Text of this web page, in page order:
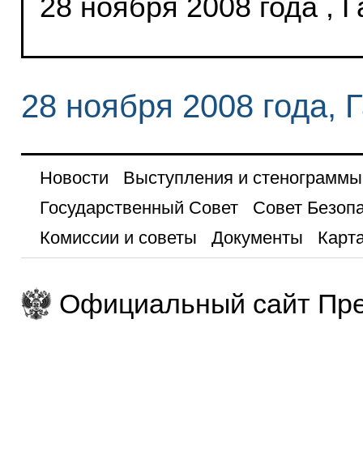
28 ноября 2008 года ,
28 ноября 2008 года,
Новости
Выступления и стенограммы
Государственный Совет
Совет
Комиссии и советы
Документы
Официальный сайт